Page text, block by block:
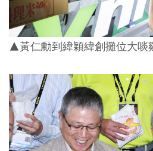
▲黃仁勳到緯穎緯創攤位大啖